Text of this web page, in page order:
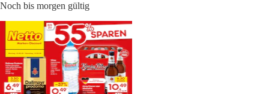
Noch bis morgen gültig